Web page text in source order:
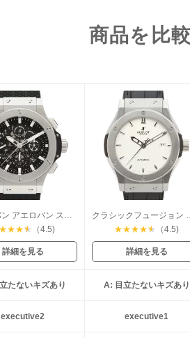
商品を比
ビッグバン アエロバン スティール
★★★★ （4.5)
詳細を見る
クラシック
★★★★★ （4.5)
詳細を見る
たないキズあり A: 目立たないキズあり
executive2 executive1